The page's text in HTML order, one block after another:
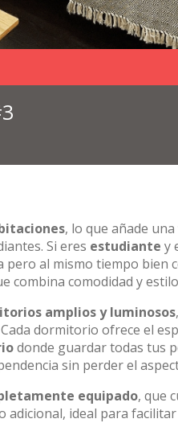
, lo que añade
Si eres estudiante y
al mismo tiempo bien
combina comodidad y
amplios y luminosos
dormitorio ofrece el
donde guardar todas tus
sin perder el
equipado, que
adicional, ideal para